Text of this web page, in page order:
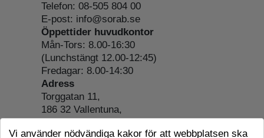
Telefon: 08-505 804 00
E-post: info@sorab.se
Öppettider huvudkontor
Mån-Tors: 8.00-16:30
(Lunchstängt 12.00-12:45)
Fredagar: 8.00-14:30
Adress
Torggatan 11,
186 32 Vallentuna,
Org.nr: 556197-4022
Om webbplatsen
Vi använder nödvändiga kakor för att webbplatsen ska